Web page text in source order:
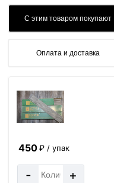
С этим товаром покупают
Оплата и доставка
450₽ / упак
- +